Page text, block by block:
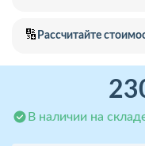
🔢 Рассчитайте
В наличии на